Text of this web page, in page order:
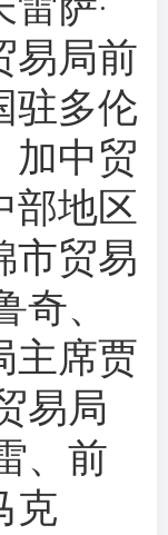
易局前
驻多伦
加中贸
部地区
市贸易
、
主席贾
易局
、前
克